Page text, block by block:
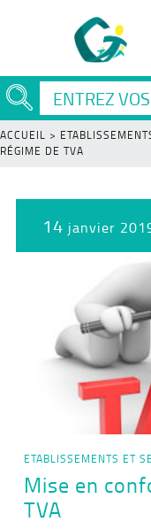
ACCUEIL >
RÉGIME DE TVA
14 janvier
ETABLISSEMENTS ET
Mise en
TVA